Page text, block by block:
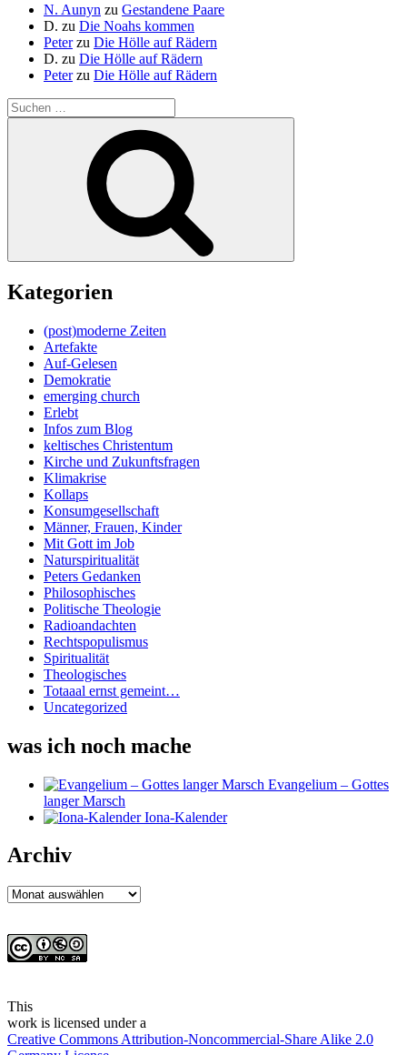
N. Aunyn zu Gestandene Paare
D. zu Die Noahs kommen
Peterzu Die Hölle auf Rädern
D. zu Die Hölle auf Rädern
Peterzu Die Hölle auf Rädern
Suche
nach:
Kategorien
(post)moderne Zeiten
Artefakte
Auf-Gelesen
Demokratie
emerging church
Erlebt
Infos zum Blog
keltisches Christentum
Kirche und Zukunftsfragen
Klimakrise
Kollaps
Konsumgesellschaft
Männer, Frauen, Kinder
Mit Gott im Job
Naturspiritualität
Peters Gedanken
Philosophisches
Politische Theologie
Radioandachten
Rechtspopulismus
Spiritualität
Theologisches
Totaaal ernst gemeint…
Uncategorized
was ich noch mache
Evangelium – Gottes
langer Marsch
Iona-Kalender
Archiv
Archiv
This
work is licensed under a
Creative Commons Attribution-Noncommercial-Share Alike 2.0